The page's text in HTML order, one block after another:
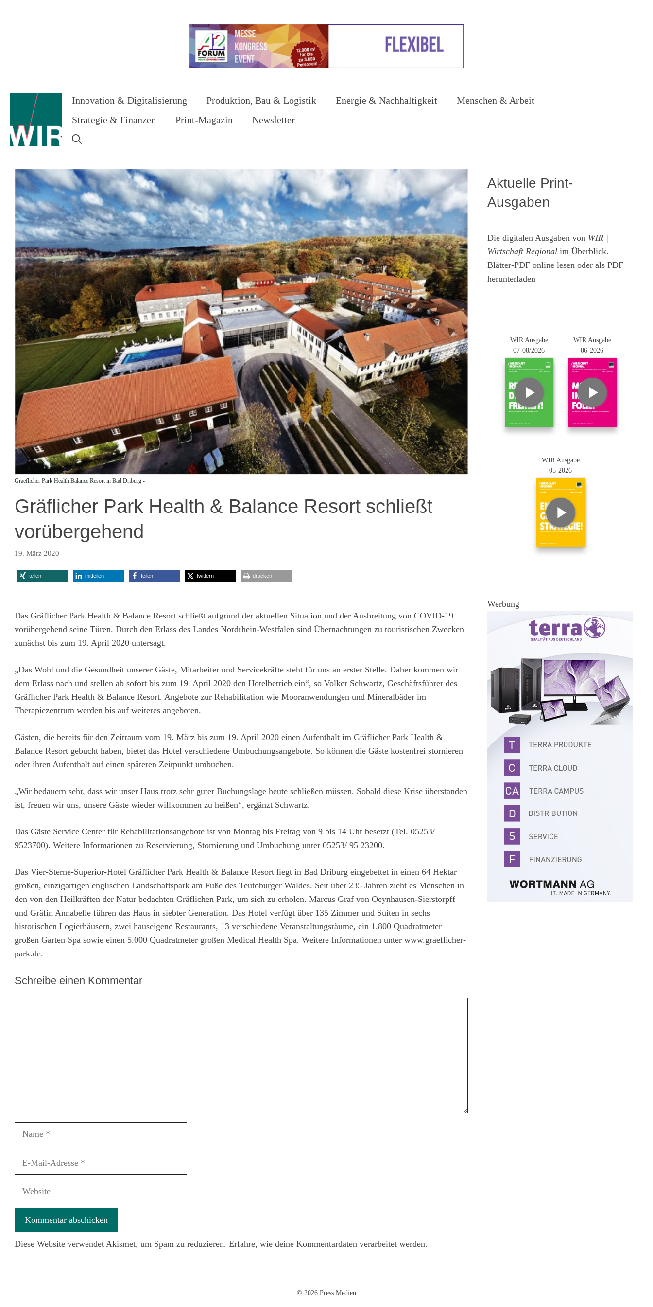
Innovation & Digitalisierung Produktion, Bau & Logistik Energie & Nachhaltigkeit
Menschen & Arbeit
Strategie & Finanzen
Print-Magazin Newsletter
Graeflicher Park Health Balance Resort in Bad Driburg -
Gräflicher Park Health & Balance Resort schließt
vorübergehend
19. März 2020
teilen mitteilen teilen twittern drucken
Das Gräflicher Park Health & Balance Resort schließt aufgrund der aktuellen Situation und der Ausbreitung von COVID-19
vorübergehend seine Türen. Durch den Erlass des Landes Nordrhein-Westfalen sind Übernachtungen zu touristischen Zwecken
zunächst bis zum 19. April 2020 untersagt.
„Das Wohl und die Gesundheit unserer Gäste, Mitarbeiter und Servicekräfte steht für uns an erster Stelle. Daher kommen wir
dem Erlass nach und stellen ab sofort bis zum 19. April 2020 den Hotelbetrieb ein“, so Volker Schwartz, Geschäftsführer des
Gräflicher Park Health & Balance Resort. Angebote zur Rehabilitation wie Mooranwendungen und Mineralbäder im
Therapiezentrum werden bis auf weiteres angeboten.
Gästen, die bereits für den Zeitraum vom 19. März bis zum 19. April 2020 einen Aufenthalt im Gräflicher Park Health &
Balance Resort gebucht haben, bietet das Hotel verschiedene Umbuchungsangebote. So können die Gäste kostenfrei stornieren
oder ihren Aufenthalt auf einen späteren Zeitpunkt umbuchen.
„Wir bedauern sehr, dass wir unser Haus trotz sehr guter Buchungslage heute schließen müssen. Sobald diese Krise überstanden
ist, freuen wir uns, unsere Gäste wieder willkommen zu heißen“, ergänzt Schwartz.
Das Gäste Service Center für Rehabilitationsangebote ist von Montag bis Freitag von 9 bis 14 Uhr besetzt (Tel. 05253/
9523700). Weitere Informationen zu Reservierung, Stornierung und Umbuchung unter 05253/ 95 23200.
Das Vier-Sterne-Superior-Hotel Gräflicher Park Health & Balance Resort liegt in Bad Driburg eingebettet in einen 64 Hektar
großen, einzigartigen englischen Landschaftspark am Fuße des Teutoburger Waldes. Seit über 235 Jahren zieht es Menschen in
den von den Heilkräften der Natur bedachten Gräflichen Park, um sich zu erholen. Marcus Graf von Oeynhausen-Sierstorpff
und Gräfin Annabelle führen das Haus in siebter Generation. Das Hotel verfügt über 135 Zimmer und Suiten in sechs
historischen Logierhäusern, zwei hauseigene Restaurants, 13 verschiedene Veranstaltungsräume, ein 1.800 Quadratmeter
großen Garten Spa sowie einen 5.000 Quadratmeter großen Medical Health Spa. Weitere Informationen unter www.graeflicher-
park.de.
Schreibe einen Kommentar
Diese Website verwendet Akismet, um Spam zu reduzieren. Erfahre, wie deine Kommentardaten verarbeitet werden.
Aktuelle Print-
Ausgaben
Die digitalen Ausgaben von WIR |
Wirtschaft Regional im Überblick.
Blätter-PDF online lesen oder als PDF
herunterladen
WIR Ausgabe
07-08/2026
WIR Ausgabe
06-2026
WIR Ausgabe
05-2026
Werbung
© 2026 Press Medien